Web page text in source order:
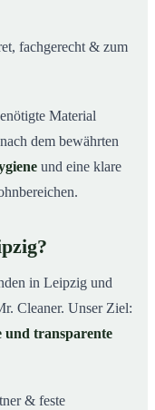
fachgerecht & zum
Material
dem bewährten
und eine klare
in Leipzig und
Cleaner. Unser Ziel:
und transparente
& feste